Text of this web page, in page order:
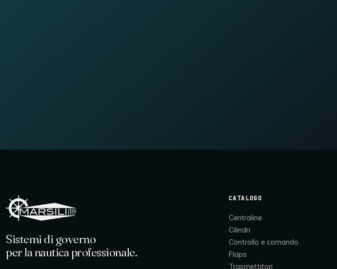
Sistemi di governo
per la nautica professionale.
CATALOGO
Centraline
Cilindri
Controllo e comando
Flaps
Trasmettitori